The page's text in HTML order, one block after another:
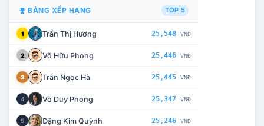
BẢNG XẾP HẠNG TOP 5
1 Trần Thị Hương 25,548 VNĐ
2 Võ Hữu Phong 25,446 VNĐ
3 Trần Ngọc Hà 25,445 VNĐ
4 Võ Duy Phong 25,347 VNĐ
5 Đặng Kim Quỳnh 25,246 VNĐ